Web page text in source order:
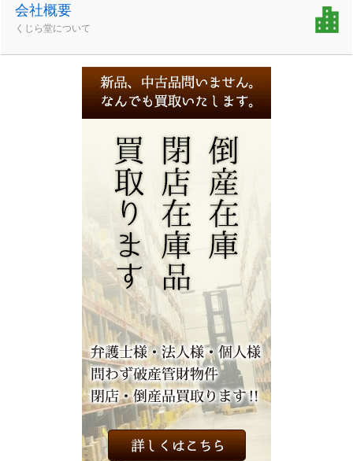
会社概要
くじら堂について